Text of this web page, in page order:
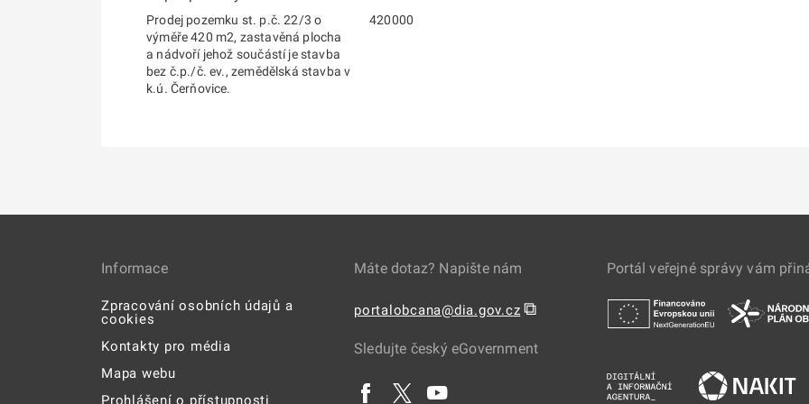
Prodej pozemku st. p.č. 22/3 o
výměře 420 m2, zastavěná plocha
a nádvoří jehož součástí je stavba
bez č.p./č. ev., zemědělská stavba v
k.ú. Čerňovice.
420000
Informace
Zpracování osobních údajů a
cookies
Kontakty pro média
Mapa webu
Prohlášení o přístupnosti
Máte dotaz? Napište nám
portalobcana@dia.gov.cz ⧉
Sledujte český eGovernment
Portál veřejné správy vám